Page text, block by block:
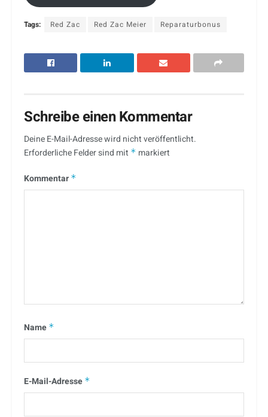
Tags: Red Zac Red Zac Meier Reparaturbonus
Schreibe einen Kommentar
Deine E-Mail-Adresse wird nicht veröffentlicht.
Erforderliche Felder sind mit * markiert
Kommentar *
Name *
E-Mail-Adresse *